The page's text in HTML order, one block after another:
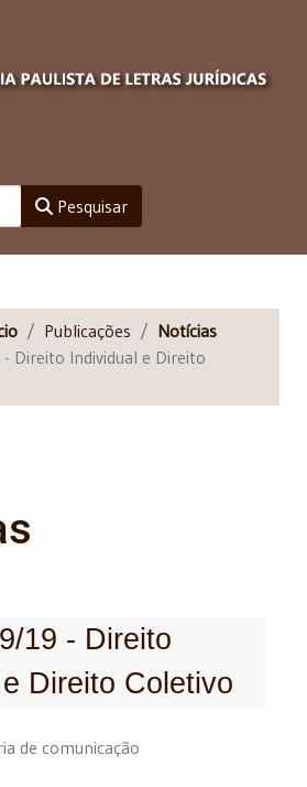
Pesquisar
Publicações
Notícias
Direito Individual e Direito
19 - Direito
Direito Coletivo
de comunicação